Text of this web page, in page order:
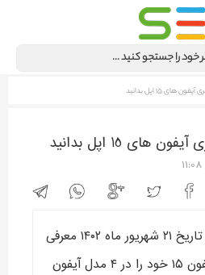
های 15 اپل بدانید
15 اپل بدانید
آیفون‌های سری ۱۵ در تاریخ ۲۱ شهریور ماه ۱۴۰۲ معرفی
شده‌اند. شرکت اپل آیفون ۱۵ خود را در ۴ مدل آیفون